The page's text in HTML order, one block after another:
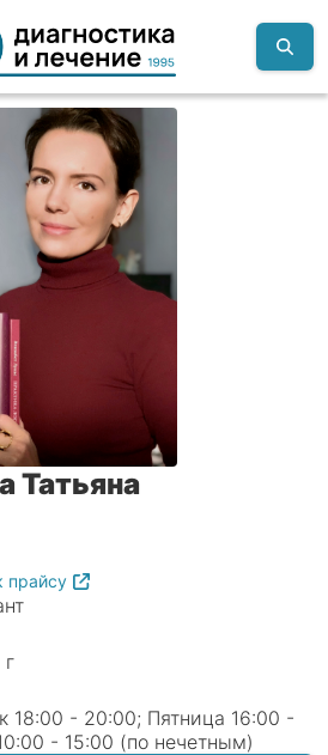
Татьяна
прайсу
- 20:00; Пятница 16:00 -
- 15:00 (по нечетным)